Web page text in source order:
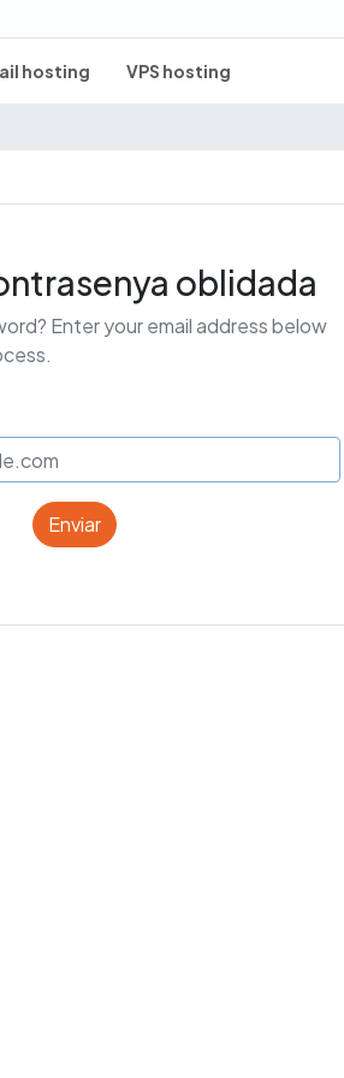
hosting VPS hosting
oblidada
Enter your email address below
Enviar